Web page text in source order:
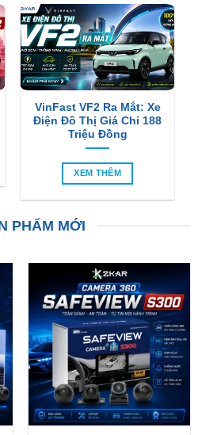
VinFast VF2 Ra Mắt: Xe
Điện Đô Thị Giá Chỉ 188
Triệu Đồng
XEM THÊM
PHẨM MỚI